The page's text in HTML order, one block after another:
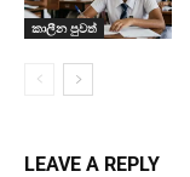
කාලීන පුවත්
LEAVE A REPLY